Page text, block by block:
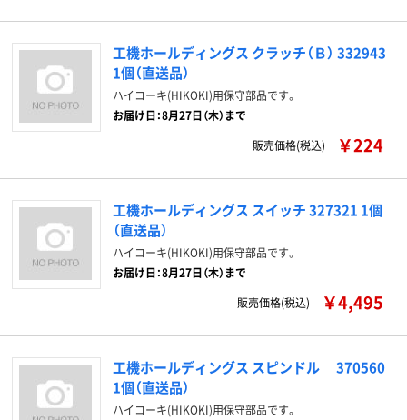
工機ホールディングス クラッチ（Ｂ） 332943
1個（直送品）
ハイコーキ(HIKOKI)用保守部品です。
お届け日：8月27日（木）まで
販売価格(税込)
￥224
工機ホールディングス スイッチ 327321 1個
（直送品）
ハイコーキ(HIKOKI)用保守部品です。
お届け日：8月27日（木）まで
販売価格(税込)
￥4,495
工機ホールディングス スピンドル 370560
1個（直送品）
ハイコーキ(HIKOKI)用保守部品です。